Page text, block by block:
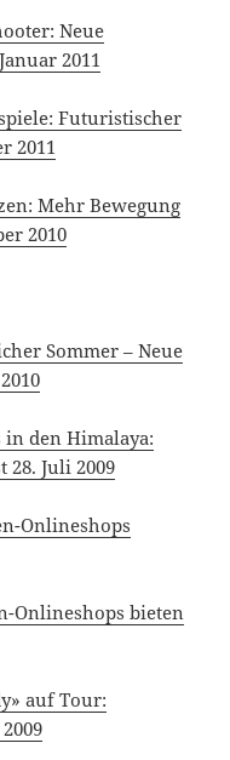
Neue
2011
Futuristischer
2011
Mehr Bewegung
2010
Sommer – Neue
in den Himalaya:
Juli 2009
Onlineshops
Onlineshops bieten
auf Tour: